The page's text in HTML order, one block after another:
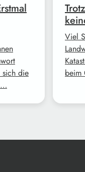
sich die
…
Viel
beim